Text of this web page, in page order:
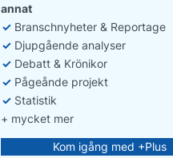
annat
✓ Branschnyheter & Reportage
✓ Djupgående analyser
✓ Debatt & Krönikor
✓ Pågeånde projekt
✓ Statistik
+ mycket mer
Kom igång med +Plus